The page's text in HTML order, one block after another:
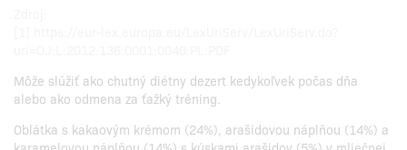
Môže slúžiť ako chutný diétny dezert kedykoľvek počas dňa
alebo ako odmena za ťažký tréning.
Oblátka s kakaovým krémom (24%), arašidovou náplňou (14%) a